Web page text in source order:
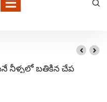
నీళ్ళలో బతికిన చేప